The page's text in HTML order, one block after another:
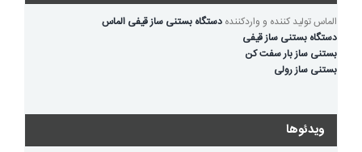
الماس تولید کننده و واردکننده دستگاه بستنی ساز قیفی الماس
دستگاه بستنی ساز قیفی
بستنی ساز بار سفت کن
بستنی ساز رولی
ویدئوها